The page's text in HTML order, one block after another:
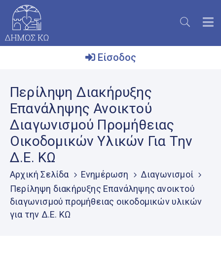
Δήμος
Το
Νησί
Ενημέρωση
Μητρώο
Εθελοντών
Είσοδος
Περίληψη Διακήρυξης
Επανάληψης Ανοικτού
Διαγωνισμού Προμήθειας
Οικοδομικών Υλικών Για Την
Δ.Ε. ΚΩ
Αρχική Σελίδα Ενημέρωση
Διαγωνισμοί
Περίληψη διακήρυξης Επανάληψης ανοικτού
διαγωνισμού προμήθειας οικοδομικών υλικών
για την Δ.Ε. ΚΩ